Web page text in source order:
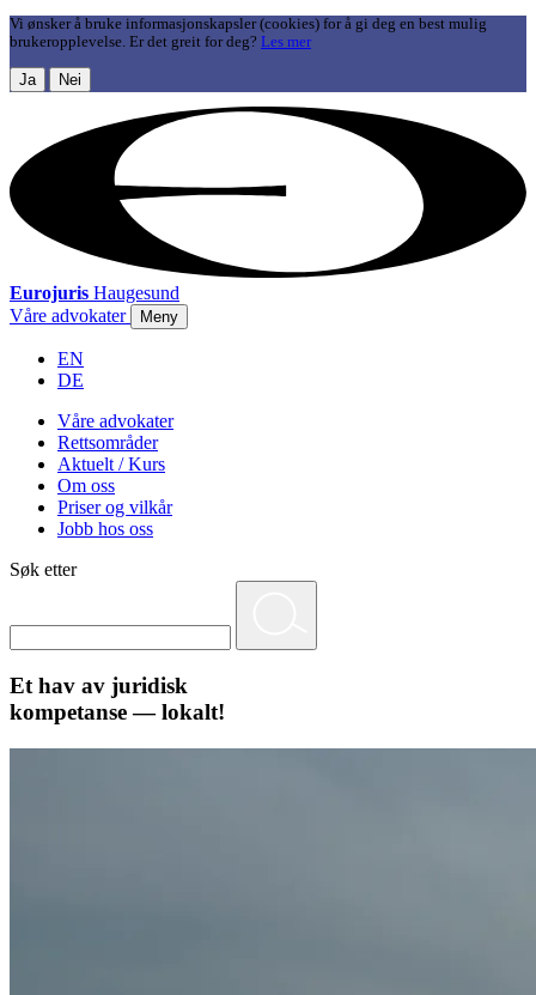
Vi ønsker å bruke informasjonskapsler (cookies) for å gi deg en best mulig
brukeropplevelse. Er det greit for deg? Les mer
Ja Nei
Eurojuris Haugesund
Våre advokater
Meny
EN
DE
Våre advokater
Rettsområder
Aktuelt / Kurs
Om oss
Priser og vilkår
Jobb hos oss
Søk etter
Et hav av juridisk
kompetanse — lokalt!